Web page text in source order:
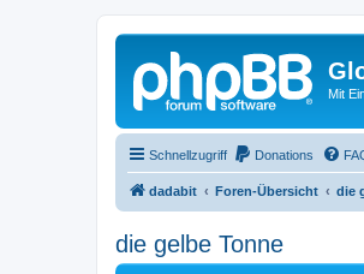
Mit
Schnellzugriff Donations
dadabit Foren-Übersicht die
die gelbe Tonne